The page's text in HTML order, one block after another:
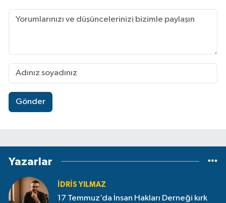
Gönder
Yazarlar
İDRIS YILMAZ
17 Temmuz’da İnsan Hakları Derneği kırk